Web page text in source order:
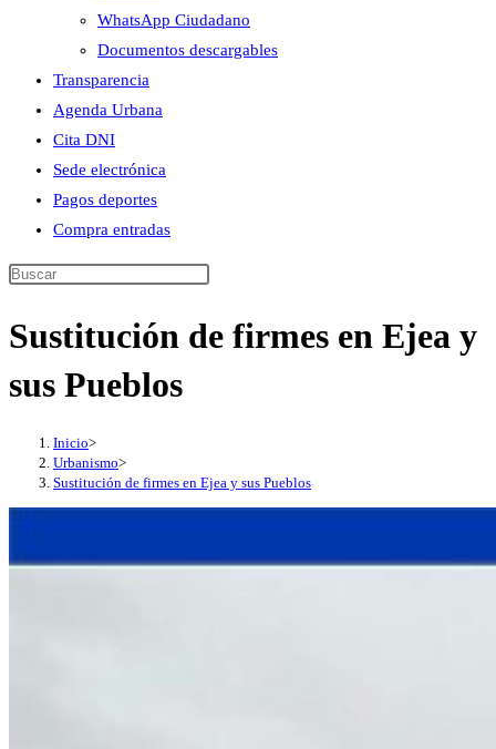
WhatsApp Ciudadano
Documentos descargables
Transparencia
Agenda Urbana
Cita DNI
Sede electrónica
Pagos deportes
Compra entradas
Buscar
esta
Sustitución de firmes en Ejea y
sus Pueblos
Inicio>
Urbanismo>
Sustitución de firmes en Ejea y sus Pueblos